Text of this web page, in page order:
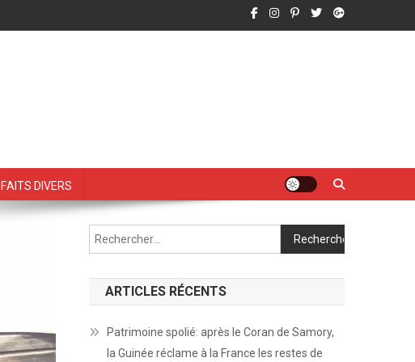
Faits Divers
Rechercher :
ARTICLES RÉCENTS
Patrimoine spolié: après le Coran de Samory,
la Guinée réclame à la France les restes de